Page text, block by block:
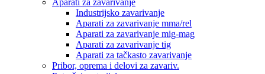
Aparati za zavarivanje
Industrijsko zavarivanje
Aparati za zavarivanje mma/rel
Aparati za zavarivanje mig-mag
Aparati za zavarivanje tig
Aparati za tačkasto zavarivanje
Pribor, oprema i delovi za zavariv.